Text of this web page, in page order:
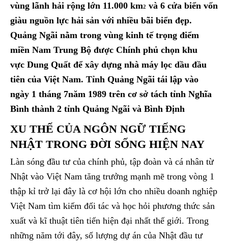
vùng lãnh hải rộng lớn 11.000 km2 và 6 cửa biển vốn
giàu nguồn lực hải sản với nhiều bãi biển đẹp.
Quảng Ngãi nằm trong vùng kinh tế trọng điểm
miền Nam Trung Bộ được Chính phủ chọn khu
vực Dung Quất để xây dựng nhà máy lọc dầu đầu
tiên của Việt Nam. Tỉnh Quảng Ngãi tái lập vào
ngày 1 tháng 7năm 1989 trên cơ sở tách tỉnh Nghĩa
Bình thành 2 tỉnh Quảng Ngãi và Bình Định
XU THẾ CỦA NGÔN NGỮ TIẾNG
NHẬT TRONG ĐỜI SỐNG HIỆN NAY
Làn sóng đầu tư của chính phủ, tập đoàn và cá nhân từ
Nhật vào Việt Nam tăng trưởng mạnh mẽ trong vòng 1
thập kỉ trở lại đây là cơ hội lớn cho nhiều doanh nghiệp
Việt Nam tìm kiếm đối tác và học hỏi phương thức sản
xuất và kĩ thuật tiên tiến hiện đại nhất thế giới. Trong
những năm tới đây, số lượng dự án của Nhật đầu tư